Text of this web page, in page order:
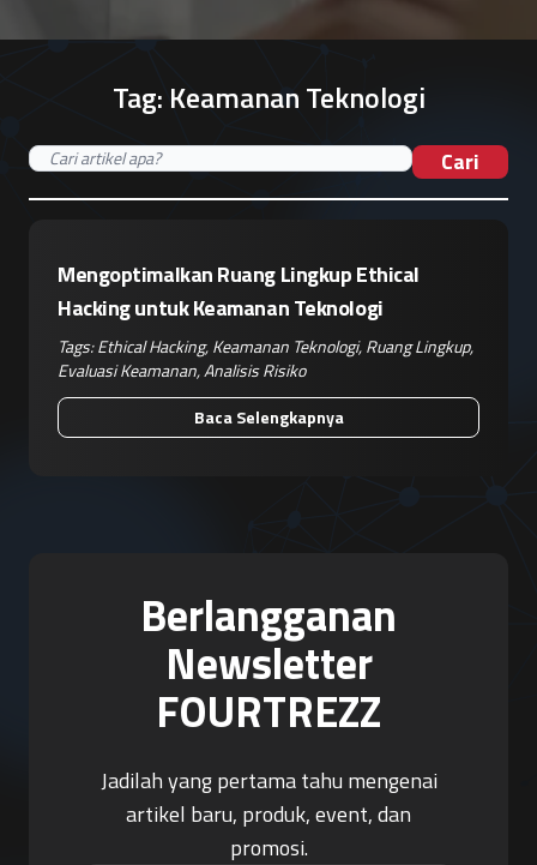
Tag: Keamanan Teknologi
Cari
Mengoptimalkan Ruang Lingkup Ethical
Hacking untuk Keamanan Teknologi
Tags:Ethical Hacking,Keamanan Teknologi,Ruang Lingkup,
Evaluasi Keamanan,Analisis Risiko
Baca Selengkapnya
Berlangganan
Newsletter
FOURTREZZ
Jadilah yang pertama tahu mengenai
artikel baru, produk, event, dan
promosi.